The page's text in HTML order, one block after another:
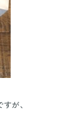
が、